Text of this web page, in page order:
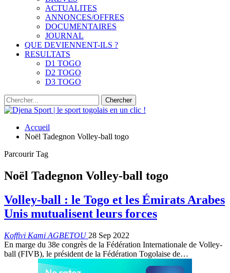
ACTUALITES
ANNONCES/OFFRES
DOCUMENTAIRES
JOURNAL
QUE DEVIENNENT-ILS ?
RESULTATS
D1 TOGO
D2 TOGO
D3 TOGO
Accueil
Noël Tadegnon Volley-ball togo
Parcourir Tag
Noël Tadegnon Volley-ball togo
Volley-ball : le Togo et les Émirats Arabes
Unis mutualisent leurs forces
Koffivi Kami AGBETOU 28 Sep 2022
En marge du 38e congrès de la Fédération Internationale de Volley-
ball (FIVB), le président de la Fédération Togolaise de…